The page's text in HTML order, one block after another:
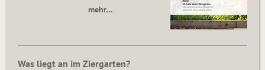
mehr…
Was liegt an im Ziergarten?